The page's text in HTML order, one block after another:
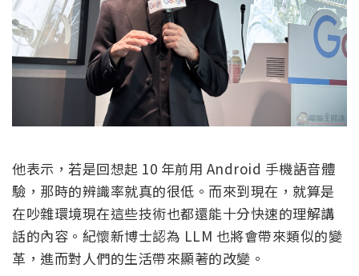
他表示，若是回想起 10 年前用 Android 手機語音體
驗，那時的辨識率就真的很低。而來到現在，就算是
在吵雜環境現在這些技術也都還能十分快速的理解講
話的內容。紀懷新博士認為 LLM 也將會帶來類似的變
革，進而對人們的生活帶來顯著的改變。